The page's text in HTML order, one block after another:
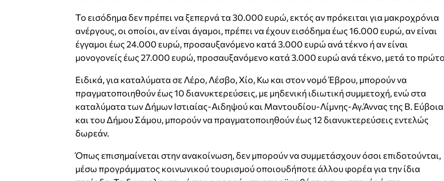
Το εισόδημα δεν πρέπει να ξεπερνά τα 30.000 ευρώ, εκτός αν πρόκειται για μακροχρόνια
ανέργους, οι οποίοι, αν είναι άγαμοι, πρέπει να έχουν εισόδημα έως 16.000 ευρώ, αν είναι
έγγαμοι έως 24.000 ευρώ, προσαυξανόμενο κατά 3.000 ευρώ ανά τέκνο ή αν είναι
μονογονείς έως 27.000 ευρώ, προσαυξανόμενο κατά 3.000 ευρώ ανά τέκνο, μετά το
Ειδικά, για καταλύματα σε Λέρο, Λέσβο, Χίο, Κω και στον νομό Έβρου, μπορούν να
πραγματοποιηθούν έως 10 διανυκτερεύσεις, με μηδενική ιδιωτική συμμετοχή, ενώ στα
καταλύματα των Δήμων Ιστιαίας-Αιδηψού και Μαντουδίου-Λίμνης-Αγ.Άννας της Β.
και του Δήμου Σάμου, μπορούν να πραγματοποιηθούν έως 12 διανυκτερεύσεις εντελώς
δωρεάν.
Όπως επισημαίνεται στην ανακοίνωση, δεν μπορούν να συμμετάσχουν όσοι επιδοτούνται,
μέσω προγράμματος κοινωνικού τουρισμού οποιουδήποτε άλλου φορέα για την ίδια